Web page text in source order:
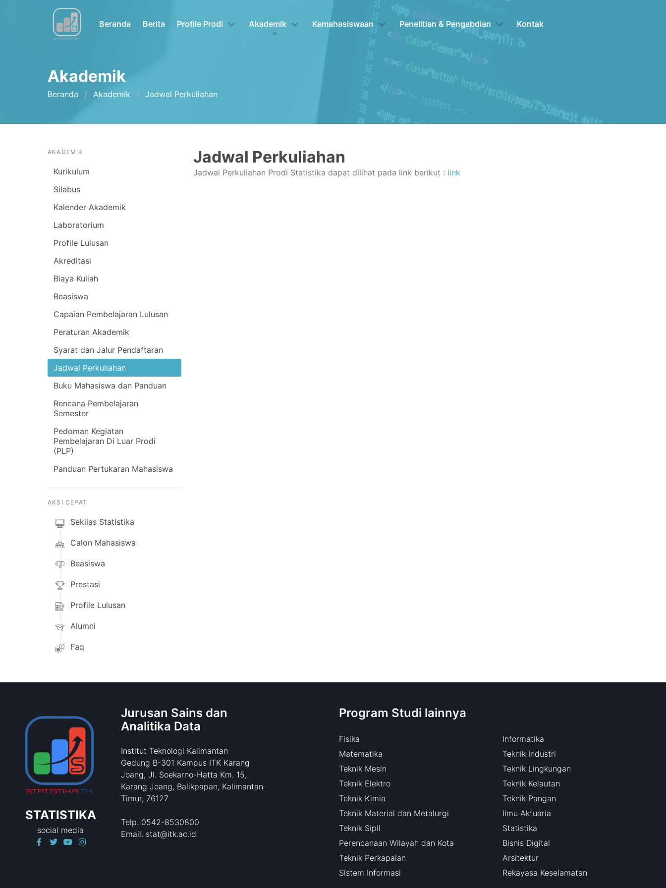
Beranda Berita Profile Prodi Akademik Kemahasiswaan Penelitian & Pengabdian Kontak
Akademik
Beranda Akademik Jadwal Perkuliahan
AKADEMIK
Kurikulum
Silabus
Kalender Akademik
Laboratorium
Profile Lulusan
Akreditasi
Biaya Kuliah
Beasiswa
Capaian Pembelajaran Lulusan
Peraturan Akademik
Syarat dan Jalur Pendaftaran
Jadwal Perkuliahan
Buku Mahasiswa dan Panduan
Rencana Pembelajaran
Semester
Pedoman Kegiatan
Pembelajaran Di Luar Prodi
(PLP)
Panduan Pertukaran Mahasiswa
AKSI CEPAT
Sekilas Statistika
Calon Mahasiswa
Beasiswa
Prestasi
Profile Lulusan
Alumni
Faq
Jadwal Perkuliahan
Jadwal Perkuliahan Prodi Statistika dapat dilihat pada link berikut : link
STATISTIKA
social media
Jurusan Sains dan
Analitika Data
Institut Teknologi Kalimantan
Gedung B-301 Kampus ITK Karang
Joang, Jl. Soekarno-Hatta Km. 15,
Karang Joang, Balikpapan, Kalimantan
Timur, 76127
Telp. 0542-8530800
Email. stat@itk.ac.id
Program Studi lainnya
Fisika
Matematika
Teknik Mesin
Teknik Elektro
Teknik Kimia
Teknik Material dan Metalurgi
Teknik Sipil
Perencanaan Wilayah dan Kota
Teknik Perkapalan
Sistem Informasi
Informatika
Teknik Industri
Teknik Lingkungan
Teknik Kelautan
Teknik Pangan
Ilmu Aktuaria
Statistika
Bisnis Digital
Arsitektur
Rekayasa Keselamatan